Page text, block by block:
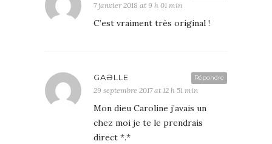
7 janvier 2018 at 9 h 01 min
C’est vraiment très original !
Répondre
GAƏLLE
29 septembre 2017 at 12 h 51 min
Mon dieu Caroline j’avais un
chez moi je te le prendrais
direct *.*